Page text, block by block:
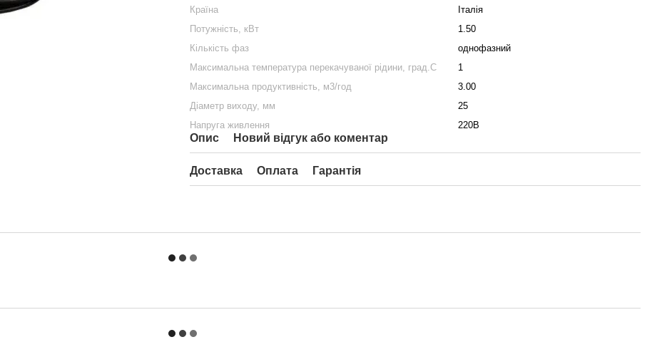
Країна
Італія
Потужність, кВт
1.50
Кількість фаз
однофазний
Максимальна температура перекачуваної рідини, град.С
1
Максимальна продуктивність, м3/год
3.00
Діаметр виходу, мм
25
Напруга живлення
220В
Опис Новий відгук або коментар
Доставка Оплата Гарантія